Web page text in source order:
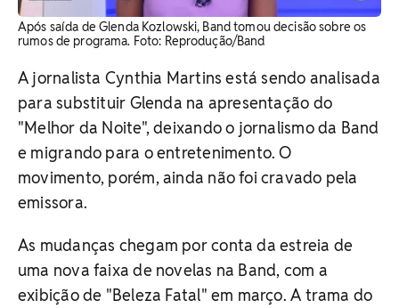
Após saída de Glenda Kozlowski, Band tomou decisão sobre os
rumos de programa. Foto: Reprodução/Band
A jornalista Cynthia Martins está sendo analisada
para substituir Glenda na apresentação do
"Melhor da Noite", deixando o jornalismo da Band
e migrando para o entretenimento. O
movimento, porém, ainda não foi cravado pela
emissora.
As mudanças chegam por conta da estreia de
uma nova faixa de novelas na Band, com a
exibição de "Beleza Fatal" em março. A trama do